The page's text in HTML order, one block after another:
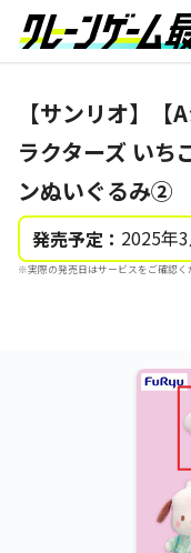
【サンリオ】【
ラクターズ いち
ンぬいぐるみ②
発売予定： 2025年
※実際の発売日はサービスをご確認く